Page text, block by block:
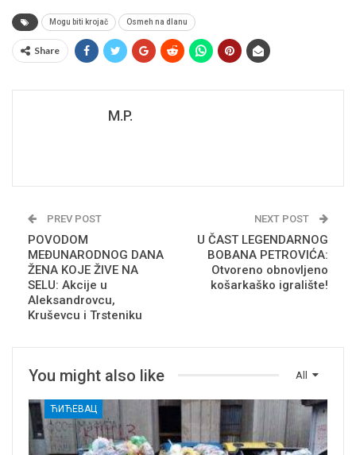
Mogu biti krojač Osmeh na dlanu
Share
M.P.
PREV POST
POVODOM
MEĐUNARODNOG DANA
ŽENA KOJE ŽIVE NA
SELU: Akcije u
Aleksandrovcu,
Kruševcu i Trsteniku
NEXT POST
U ČAST LEGENDARNOG
BOBANA PETROVIĆA:
Otvoreno obnovljeno
košarkaško igralište!
All
You might also like
ЋИЋЕВАЦ